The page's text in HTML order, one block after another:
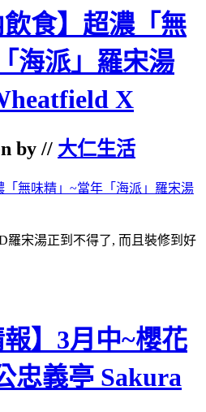
飲食】超濃「無
海派」羅宋湯
X
by // 大仁生活
羅宋湯正到不得了, 而且裝修到好
報】3月中~櫻花
忠義亭 Sakura